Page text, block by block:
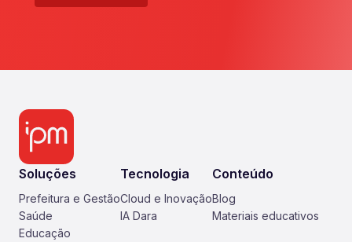
Soluções
Prefeitura e Gestão
Saúde
Educação
Tecnologia
Cloud e Inovação
IA Dara
Conteúdo
Blog
Materiais educativos